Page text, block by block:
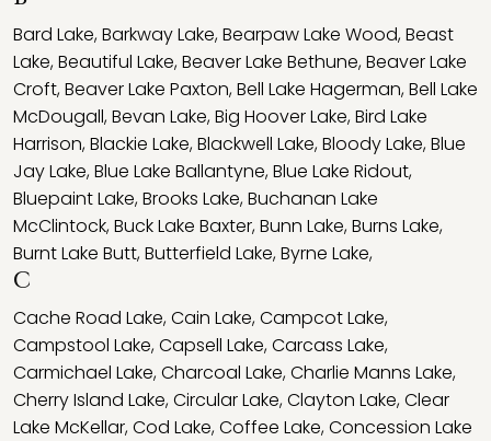
Bard Lake,Barkway Lake,Bearpaw Lake Wood,Beast
Lake,Beautiful Lake,Beaver Lake Bethune,Beaver Lake
Croft,Beaver Lake Paxton,Bell Lake Hagerman,Bell Lake
McDougall,Bevan Lake,Big Hoover Lake,Bird Lake
Harrison,Blackie Lake,Blackwell Lake,Bloody Lake,Blue
Jay Lake,Blue Lake Ballantyne,Blue Lake Ridout,
Bluepaint Lake,Brooks Lake,Buchanan Lake
McClintock,Buck Lake Baxter,Bunn Lake,Burns Lake,
Burnt Lake Butt,Butterfield Lake,Byrne Lake,
C
Cache Road Lake,Cain Lake,Campcot Lake,
Campstool Lake,Capsell Lake,Carcass Lake,
Carmichael Lake,Charcoal Lake,Charlie Manns Lake,
Cherry Island Lake,Circular Lake,Clayton Lake,Clear
Lake McKellar,Cod Lake,Coffee Lake,Concession Lake